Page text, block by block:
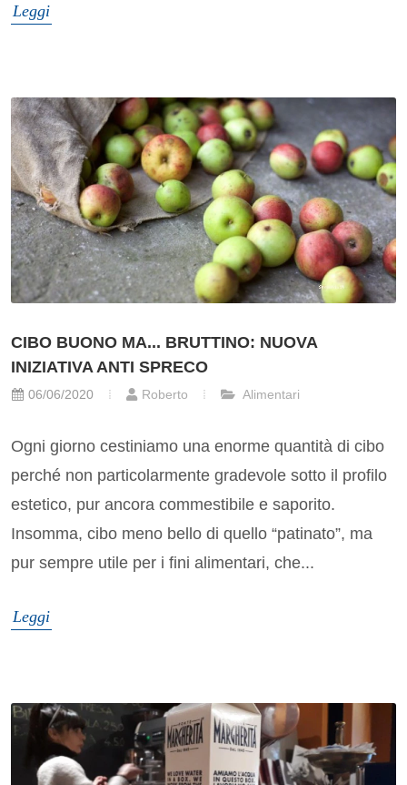
Leggi
CIBO BUONO MA... BRUTTINO: NUOVA
INIZIATIVA ANTI SPRECO
06/06/2020 Roberto Alimentari
Ogni giorno cestiniamo una enorme quantità di cibo
perché non particolarmente gradevole sotto il profilo
estetico, pur ancora commestibile e saporito.
Insomma, cibo meno bello di quello “patinato”, ma
pur sempre utile per i fini alimentari, che...
Leggi